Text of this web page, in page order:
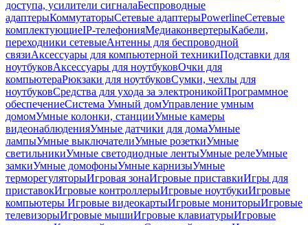
доступа, усилители сигналаБеспроводные
адаптерыКоммутаторыСетевые адаптерыPowerlineСетевые
комплектующиеIP-телефонияМедиаконвертерыКабели,
переходники сетевыеАнтенны для беспроводной
связиАксессуары для компьютерной техникиПодставки для
ноутбуковАксессуары для ноутбуковОчки для
компьютераРюкзаки для ноутбуковСумки, чехлы для
ноутбуковСредства для ухода за электроникойПрограммное
обеспечениеСистема Умный домУправление умным
домомУмные колонки, станцииУмные камеры
видеонаблюденияУмные датчики для домаУмные
лампыУмные выключателиУмные розеткиУмные
светильникиУмные светодиодные лентыУмные релеУмные
замкиУмные домофоныУмные карнизыУмные
терморегуляторыИгровая зонаИгровые приставкиИгры для
приставокИгровые контроллерыИгровые ноутбукиИгровые
компьютеры Игровые видеокартыИгровые мониторыИгровые
телевизорыИгровые мышиИгровые клавиатурыИгровые